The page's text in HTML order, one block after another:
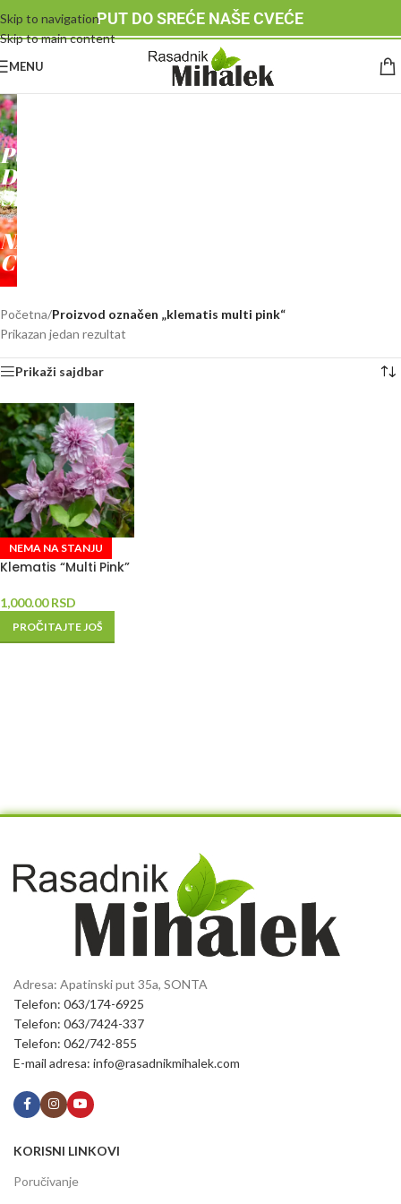
Skip to navigation
Skip to main content
PUT DO SREĆE NAŠE CVEĆE
MENU
RASADNIK
MIHALEK
PUT
DO
SREĆE
-
NAŠE
CVEĆE
Početna/Proizvod označen „klematis multi pink“
Prikazan jedan rezultat
Prikaži sajdbar
NEMA NA STANJU
Klematis “Multi Pink”
1,000.00RSD
PROČITAJTE JOŠ
Adresa: Apatinski put 35a, SONTA
Telefon: 063/174-6925
Telefon: 063/7424-337
Telefon: 062/742-855
E-mail adresa: info@rasadnikmihalek.com
KORISNI LINKOVI
Poručivanje